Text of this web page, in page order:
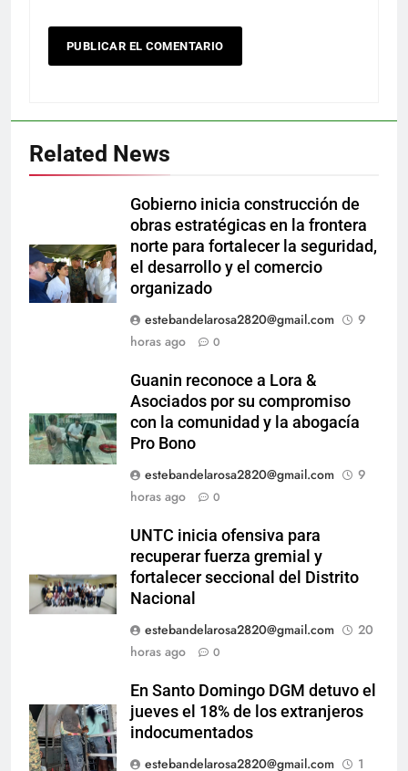
Related News
Gobierno inicia construcción de
obras estratégicas en la frontera
norte para fortalecer la seguridad,
el desarrollo y el comercio
organizado
estebandelarosa2820@gmail.com
9
horas ago
0
Guanin reconoce a Lora &
Asociados por su compromiso
con la comunidad y la abogacía
Pro Bono
estebandelarosa2820@gmail.com
9
horas ago
0
UNTC inicia ofensiva para
recuperar fuerza gremial y
fortalecer seccional del Distrito
Nacional
estebandelarosa2820@gmail.com
20
horas ago
0
En Santo Domingo DGM detuvo el
jueves el 18% de los extranjeros
indocumentados
estebandelarosa2820@gmail.com
1